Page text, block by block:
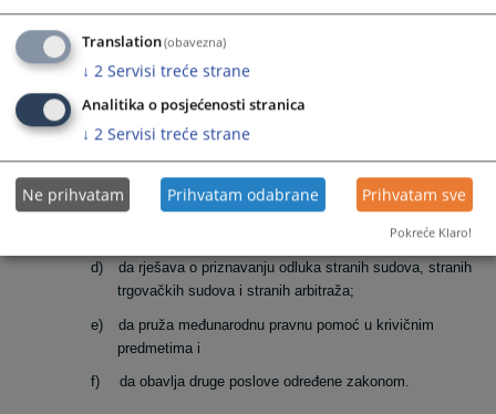
a)
da rješava o sukobu mjesne nadležnosti između
općinskih sudova sa područja kantona;
b)
da odlučuje o prijenosu mjesne nadležnosti sa jednog
općinskog suda na drugi općinski sud na području
kantona;
pravnih posljedica osude na osnovu sudske odluke;
c)
da postupa po molbama za pomilovanje u skladu sa
d)
da rješava o priznavanju odluka stranih sudova, stranih
trgovačkih sudova i stranih arbitraža;
e)
da pruža međunarodnu pravnu pomoć u krivičnim
predmetima i
f) da obavlja druge poslove određene zakonom.
Translation(obavezna)
↓ 2 Servisi treće strane
Analitika o posjećenosti stranica
↓ 2 Servisi treće strane
Ne prihvatam Prihvatam odabrane Prihvatam sve
Pokreće Klaro!